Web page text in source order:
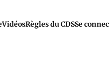
VidéosRègles du CDSSe